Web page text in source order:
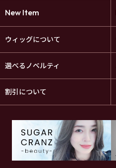
New Item
ウィッグについて
選べるノベルティ
割引について